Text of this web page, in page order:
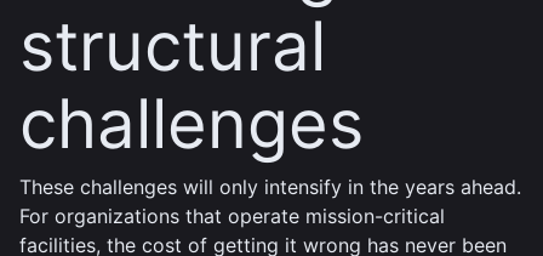
structural
challenges
These challenges will only intensify in the years ahead.
For organizations that operate mission-critical
facilities, the cost of getting it wrong has never been